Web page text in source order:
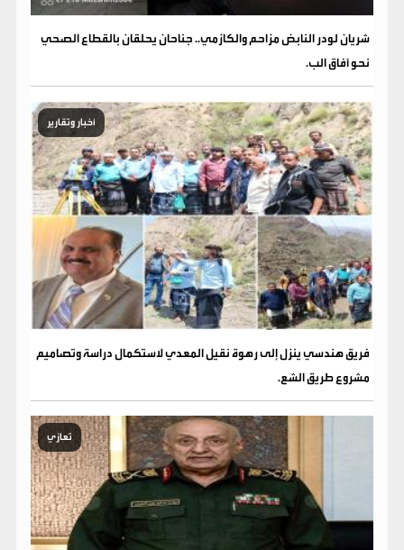
شريان لودر النابض مزاحم والكازمي.. جناحان يحلقان بالقطاع الصحي
نحو آفاق الب.
أخبار وتقارير
فريق هندسي ينزل إلى رهوة نقيل المعدي لاستكمال دراسة وتصاميم
مشروع طريق الشع.
تعازي